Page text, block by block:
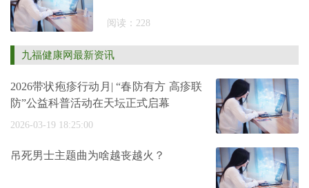
阅读：228
九福健康网最新资讯
2026带状疱疹行动月| “春防有方 高疹联
防”公益科普活动在天坛正式启幕
2026-03-19 18:25:00
吊死男士主题曲为啥越丧越火？